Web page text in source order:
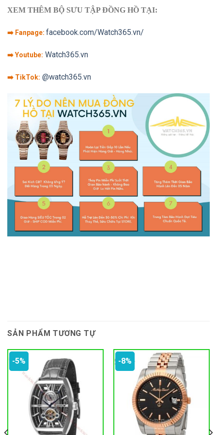
XEM THÊM BỘ SƯU TẬP ĐỒNG HỒ TẠI:
➡️ Fanpage: facebook.com/Watch365.vn/
➡️ Youtube: Watch365.vn
➡️ TikTok: @watch365.vn
SẢN PHẨM TƯƠNG TỰ
-5% -8%